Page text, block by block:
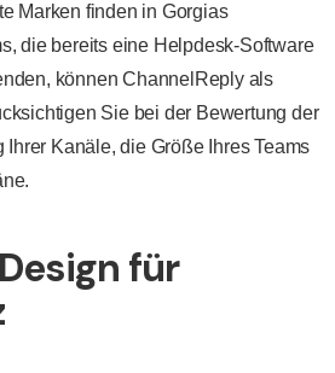
Marken finden in Gorgias
die bereits eine Helpdesk-Software
können ChannelReply als
Sie bei der Bewertung der
Kanäle, die Größe Ihres Teams
für